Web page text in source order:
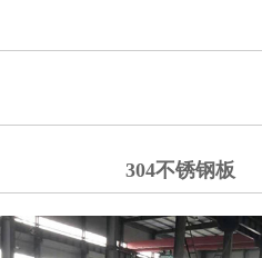
304不锈钢板